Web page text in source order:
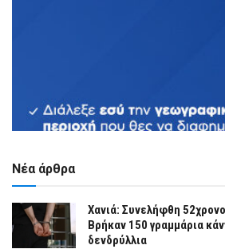
Νέα άρθρα
Χανιά: Συνελήφθη
Βρήκαν 150 γραμμάρια
δενδρύλλια